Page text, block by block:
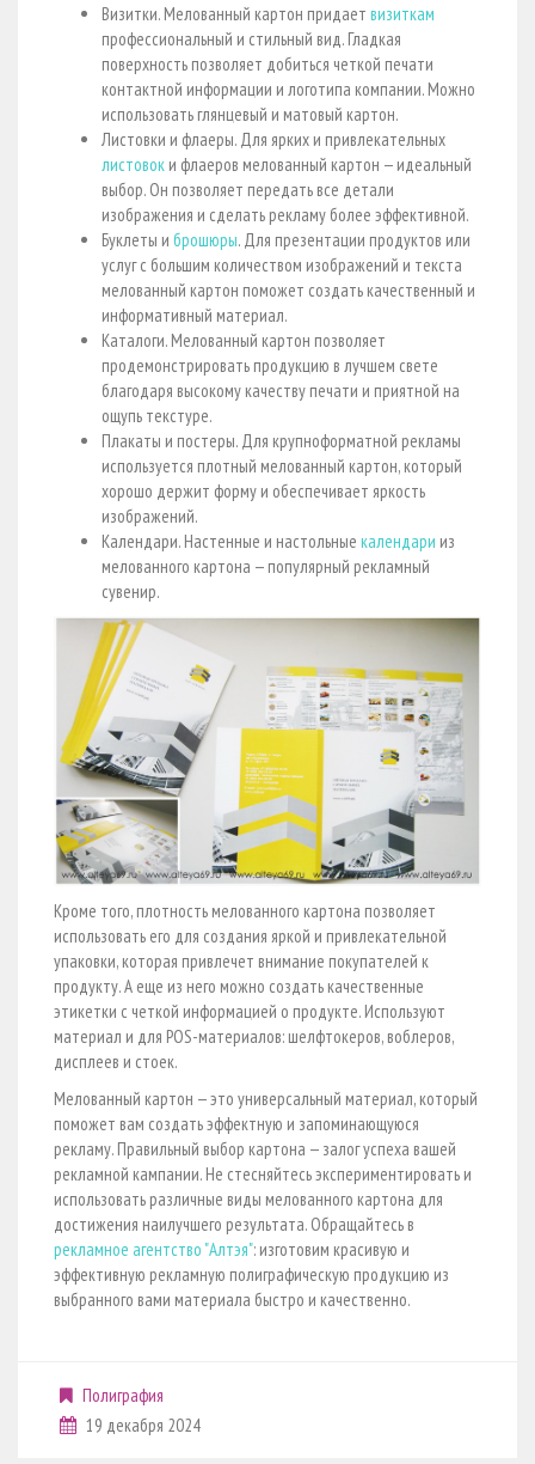
Визитки. Мелованный картон придает визиткам
профессиональный и стильный вид. Гладкая
поверхность позволяет добиться четкой печати
контактной информации и логотипа компании. Можно
использовать глянцевый и матовый картон.
Листовки и флаеры. Для ярких и привлекательных
листовок и флаеров мелованный картон — идеальный
выбор. Он позволяет передать все детали
изображения и сделать рекламу более эффективной.
Буклеты и брошюры. Для презентации продуктов или
услуг с большим количеством изображений и текста
мелованный картон поможет создать качественный и
информативный материал.
Каталоги. Мелованный картон позволяет
продемонстрировать продукцию в лучшем свете
благодаря высокому качеству печати и приятной на
ощупь текстуре.
Плакаты и постеры. Для крупноформатной рекламы
используется плотный мелованный картон, который
хорошо держит форму и обеспечивает яркость
изображений.
Календари. Настенные и настольные календари из
мелованного картона — популярный рекламный
сувенир.
Кроме того, плотность мелованного картона позволяет
использовать его для создания яркой и привлекательной
упаковки, которая привлечет внимание покупателей к
продукту. А еще из него можно создать качественные
этикетки с четкой информацией о продукте. Используют
материал и для POS-материалов: шелфтокеров, воблеров,
дисплеев и стоек.
Мелованный картон — это универсальный материал, который
поможет вам создать эффектную и запоминающуюся
рекламу. Правильный выбор картона — залог успеха вашей
рекламной кампании. Не стесняйтесь экспериментировать и
использовать различные виды мелованного картона для
достижения наилучшего результата. Обращайтесь в
рекламное агентство "Алтэя": изготовим красивую и
эффективную рекламную полиграфическую продукцию из
выбранного вами материала быстро и качественно.
Полиграфия
19 декабря 2024